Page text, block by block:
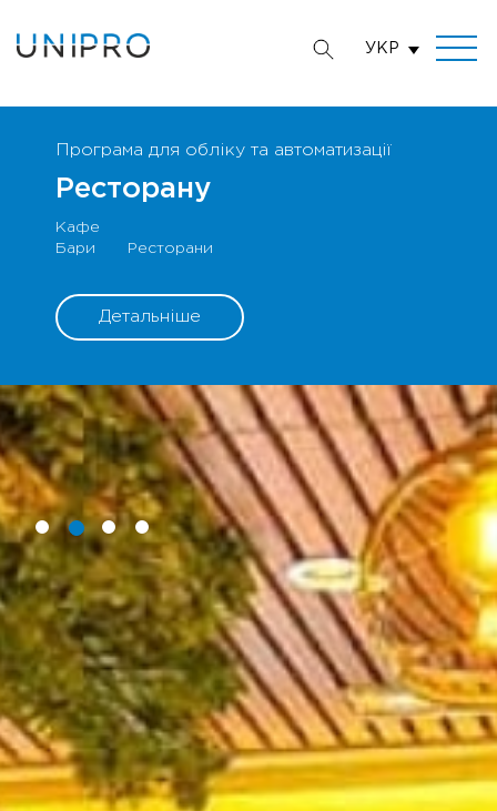
УКР
Програма для обліку та автоматизації
Ресторану
Бари
Ресторани